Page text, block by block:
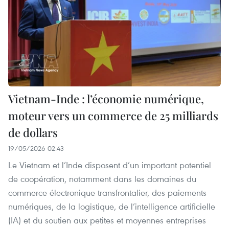
Vietnam-Inde : l’économie numérique,
moteur vers un commerce de 25 milliards
de dollars
19/05/2026 02:43
Le Vietnam et l’Inde disposent d’un important potentiel
de coopération, notamment dans les domaines du
commerce électronique transfrontalier, des paiements
numériques, de la logistique, de l’intelligence artificielle
(IA) et du soutien aux petites et moyennes entreprises